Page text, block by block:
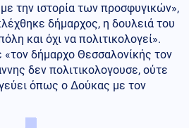
την ιστορία των προσφυγικών»,
δήμαρχος, η δουλειά του
και όχι να πολιτικολογεί».
«τον δήμαρχο Θεσσαλονίκής τον
δεν πολιτικολογουσε, ούτε
όπως ο Δούκας με τον